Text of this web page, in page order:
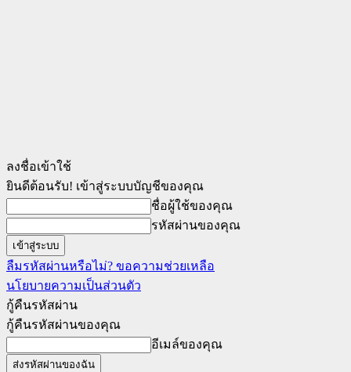
ลงชื่อเข้าใช้
ยินดีต้อนรับ! เข้าสู่ระบบบัญชีของคุณ
ชื่อผู้ใช้ของคุณ
รหัสผ่านของคุณ
ลืมรหัสผ่านหรือไม่? ขอความช่วยเหลือ
นโยบายความเป็นส่วนตัว
กู้คืนรหัสผ่าน
กู้คืนรหัสผ่านของคุณ
อีเมล์ของคุณ